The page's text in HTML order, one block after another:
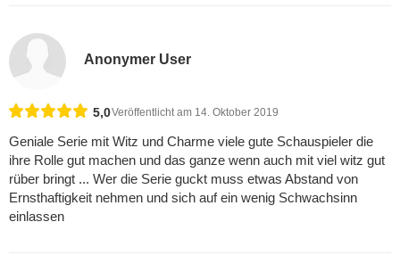
Anonymer User
5,0Veröffentlicht am 14. Oktober 2019
Geniale Serie mit Witz und Charme viele gute Schauspieler die
ihre Rolle gut machen und das ganze wenn auch mit viel witz gut
rüber bringt ... Wer die Serie guckt muss etwas Abstand von
Ernsthaftigkeit nehmen und sich auf ein wenig Schwachsinn
einlassen